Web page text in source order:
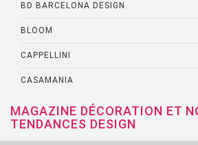
BD BARCELONA DESIGN
BLOOM
CAPPELLINI
CASAMANIA
CASSINA
CATELLANI AND SMITH
MAGAZINE DÉCORATION ET
TENDANCES DESIGN